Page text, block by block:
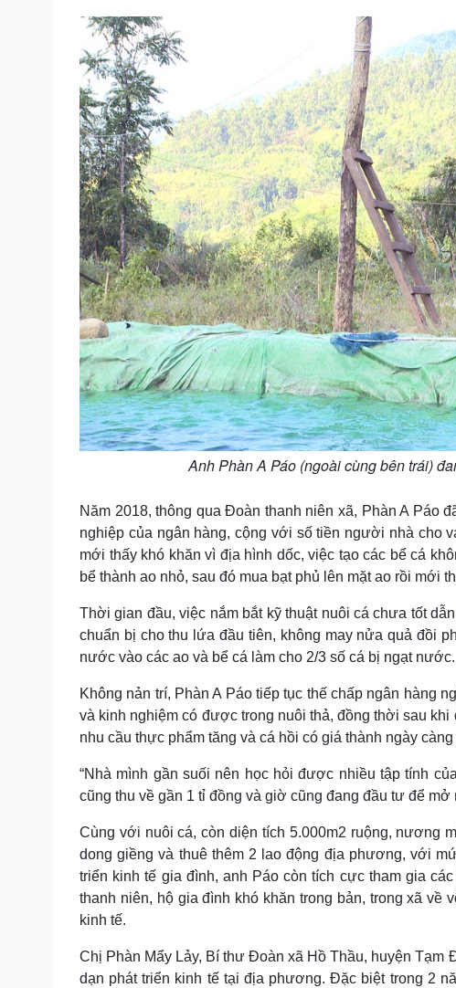
Anh Phàn A Páo (ngoài cùng bên trái)
Năm 2018, thông qua Đoàn thanh niên xã, Phàn A Páo
nghiệp của ngân hàng, cộng với số tiền người nhà cho
mới thấy khó khăn vì địa hình dốc, việc tạo các bể cá
bể thành ao nhỏ, sau đó mua bạt phủ lên mặt ao rồi mới
Thời gian đầu, việc nắm bắt kỹ thuật nuôi cá chưa tốt
chuẩn bị cho thu lứa đầu tiên, không may nửa quả đồi
nước vào các ao và bể cá làm cho 2/3 số cá bị ngạt nước.
Không nản trí, Phàn A Páo tiếp tục thế chấp ngân hàng
và kinh nghiệm có được trong nuôi thả, đồng thời sau
nhu cầu thực phẩm tăng và cá hồi có giá thành ngày càng
“Nhà mình gần suối nên học hỏi được nhiều tập tính
cũng thu về gần 1 tỉ đồng và giờ cũng đang đầu tư để
Cùng với nuôi cá, còn diện tích 5.000m2 ruộng, nương
dong giềng và thuê thêm 2 lao động địa phương, với
triển kinh tế gia đình, anh Páo còn tích cực tham gia
thanh niên, hộ gia đình khó khăn trong bản, trong xã về
kinh tế.
Chị Phàn Mẩy Lảy, Bí thư Đoàn xã Hồ Thầu, huyện
dạn phát triển kinh tế tại địa phương. Đặc biệt trong 2